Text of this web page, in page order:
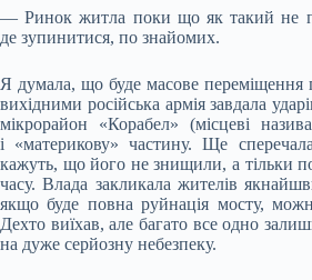
— Ринок житла поки що як такий не
де зупинитися, по знайомих.
Я думала, що буде масове переміщення
вихідними російська армія завдала
мікрорайон «Корабел» (місцеві
і «материкову» частину. Ще
кажуть, що його не знищили, а тільки
часу. Влада закликала жителів
якщо буде повна руйнація мосту,
Дехто виїхав, але багато все одно
на дуже серйозну небезпеку.